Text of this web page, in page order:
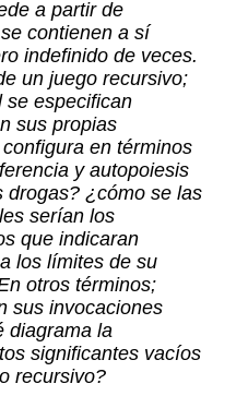
a partir de
contienen a sí
indefinido de veces.
un juego recursivo;
se especifican
sus propias
en términos
y autopoiesis
drogas? ¿cómo se las
serían los
que indicaran
los límites de su
otros términos;
sus invocaciones
diagrama la
significantes vacíos
recursivo?